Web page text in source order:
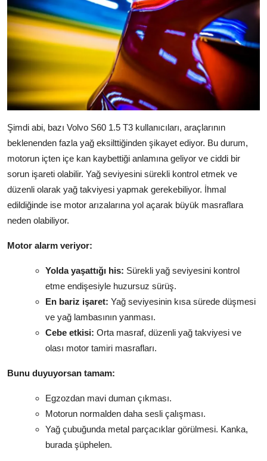
Şimdi abi, bazı Volvo S60 1.5 T3 kullanıcıları, araçlarının
beklenenden fazla yağ eksilttiğinden şikayet ediyor. Bu durum,
motorun içten içe kan kaybettiği anlamına geliyor ve ciddi bir
sorun işareti olabilir. Yağ seviyesini sürekli kontrol etmek ve
düzenli olarak yağ takviyesi yapmak gerekebiliyor. İhmal
edildiğinde ise motor arızalarına yol açarak büyük masraflara
neden olabiliyor.
Motor alarm veriyor:
Yolda yaşattığı his: Sürekli yağ seviyesini kontrol
etme endişesiyle huzursuz sürüş.
En bariz işaret: Yağ seviyesinin kısa sürede düşmesi
ve yağ lambasının yanması.
Cebe etkisi: Orta masraf, düzenli yağ takviyesi ve
olası motor tamiri masrafları.
Bunu duyuyorsan tamam:
Egzozdan mavi duman çıkması.
Motorun normalden daha sesli çalışması.
Yağ çubuğunda metal parçacıklar görülmesi. Kanka,
burada şüphelen.